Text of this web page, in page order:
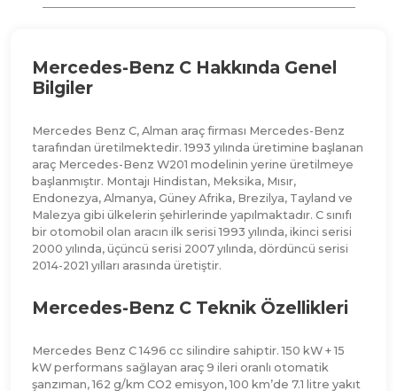
Mercedes-Benz C Hakkında Genel
Bilgiler
Mercedes Benz C, Alman araç firması Mercedes-Benz
tarafından üretilmektedir. 1993 yılında üretimine başlanan
araç Mercedes-Benz W201 modelinin yerine üretilmeye
başlanmıştır. Montajı Hindistan, Meksika, Mısır,
Endonezya, Almanya, Güney Afrika, Brezilya, Tayland ve
Malezya gibi ülkelerin şehirlerinde yapılmaktadır. C sınıfı
bir otomobil olan aracın ilk serisi 1993 yılında, ikinci serisi
2000 yılında, üçüncü serisi 2007 yılında, dördüncü serisi
2014-2021 yılları arasında üretiştir.
Mercedes-Benz C Teknik Özellikleri
Mercedes Benz C 1496 cc silindire sahiptir. 150 kW + 15
kW performans sağlayan araç 9 ileri oranlı otomatik
şanzıman, 162 g/km CO2 emisyon, 100 km’de 7.1 litre yakıt